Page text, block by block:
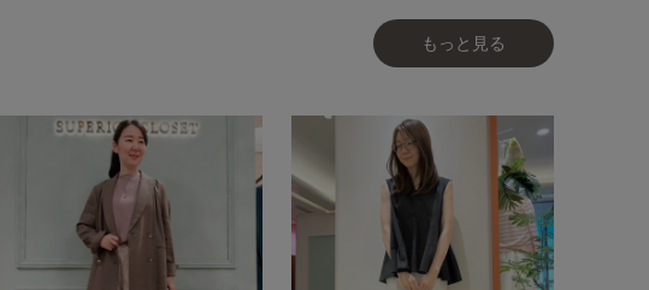
もっと見る